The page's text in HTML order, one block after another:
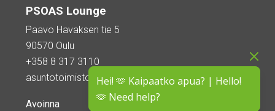
Hei! 🫶 Kaipaatko apua? | Hello!
🫶 Need help?
PSOAS Lounge
Paavo Havaksen tie 5
90570 Oulu
+358 8 317 3110
asuntotoimisto@psoas.fi
Avoinna